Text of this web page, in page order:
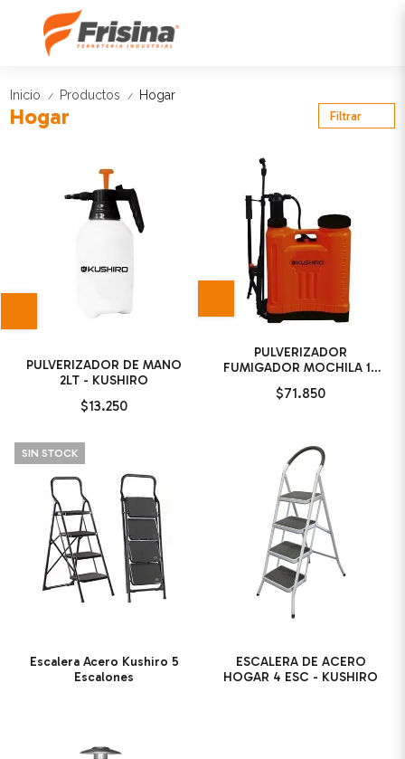
Inicio / Productos / Hogar
Hogar Filtrar
PULVERIZADOR DE MANO
2LT - KUSHIRO
$13.250
PULVERIZADOR
FUMIGADOR MOCHILA 16
LT - KUSHIRO
$71.850
SIN STOCK
Escalera Acero Kushiro 5
Escalones
ESCALERA DE ACERO
HOGAR 4 ESC - KUSHIRO